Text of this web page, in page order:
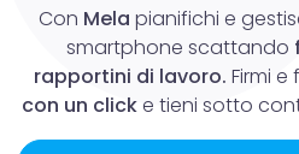
Con Mela pianifichi e
smartphone scattando
rapportini di lavoro. Firmi
con un clicke tieni sotto